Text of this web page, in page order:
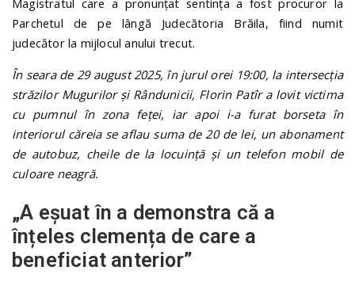
Magistratul care a pronunțat sentința a fost procuror la
Parchetul de pe lângă Judecătoria Brăila, fiind numit
judecător la mijlocul anului trecut.
În seara de 29 august 2025, în jurul orei 19:00, la intersecția
străzilor Mugurilor și Rândunicii, Florin Patîr a lovit victima
cu pumnul în zona feței, iar apoi i-a furat borseta în
interiorul căreia se aflau suma de 20 de lei, un abonament
de autobuz, cheile de la locuință și un telefon mobil de
culoare neagră.
„A eșuat în a demonstra că a
înțeles clemența de care a
beneficiat anterior”